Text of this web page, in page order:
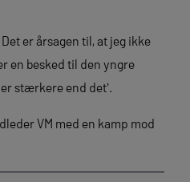
er årsagen til, at jeg ikke
en besked til den yngre
stærkere end det'.
VM med en kamp mod